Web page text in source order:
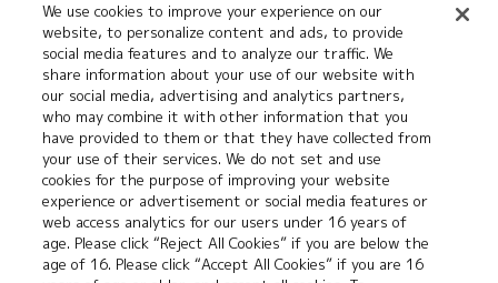
お問い合わせ
©本郷あきよし・フジテレビ・東映アニメーション
We use cookies to improve your experience on our
website, to personalize content and ads, to provide
social media features and to analyze our traffic. We
share information about your use of our website with
our social media, advertising and analytics partners,
who may combine it with other information that you
have provided to them or that they have collected from
your use of their services. We do not set and use
cookies for the purpose of improving your website
experience or advertisement or social media features or
web access analytics for our users under 16 years of
age. Please click “Reject All Cookies” if you are below the
age of 16. Please click “Accept All Cookies” if you are 16